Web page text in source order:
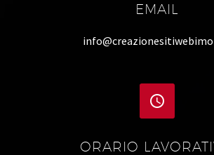
EMAIL


ORARIO